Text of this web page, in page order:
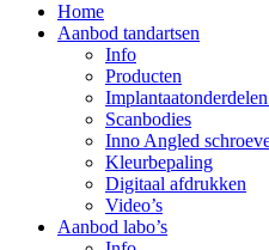
Home
Aanbod tandartsen
Info
Producten
Scanbodies
Inno Angled
Kleurbepaling
Digitaal afdrukken
Video’s
Aanbod labo’s